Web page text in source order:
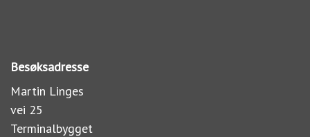
Besøksadresse
Martin Linges
vei 25
Terminalbygget